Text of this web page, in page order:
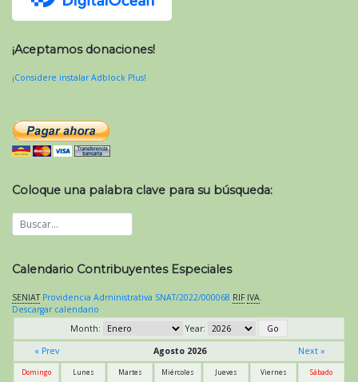
¡Aceptamos donaciones!
¡Considere instalar Adblock Plus!
Coloque una palabra clave para su búsqueda:
Calendario Contribuyentes Especiales
SENIAT Providencia Administrativa SNAT/2022/000068 RIF IVA.
Descargar calendario
Month:
Year:
« Prev
Agosto 2026 Next »
Domingo Lunes Martes Miércoles Jueves Viernes Sábado